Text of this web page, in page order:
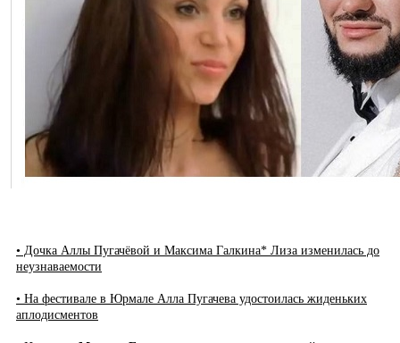
• Дочка Аллы Пугачёвой и Максима Галкина* Лиза изменилась до
неузнаваемости
• На фестивале в Юрмале Алла Пугачева удостоилась жиденьких
аплодисментов